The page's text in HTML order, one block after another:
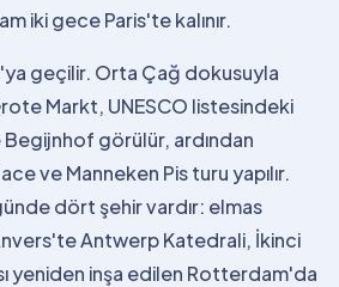
iki gece Paris'te kalınır.
geçilir. Orta Çağ dokusuyla
Markt, UNESCO listesindeki
görülür, ardından
ve Manneken Pis turu yapılır.
dört şehir vardır: elmas
Antwerp Katedrali, İkinci
yeniden inşa edilen Rotterdam'da